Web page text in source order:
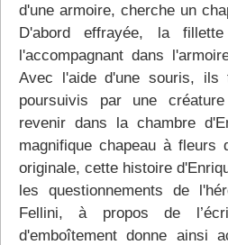
d'une armoire, cherche un
D'abord effrayée, la
l'accompagnant dans
Avec l'aide d'une souris, ils
poursuivis par une
revenir dans la chambre
magnifique chapeau à
originale, cette histoire
les questionnements de
Fellini, à propos de
d'emboîtement donne ainsi